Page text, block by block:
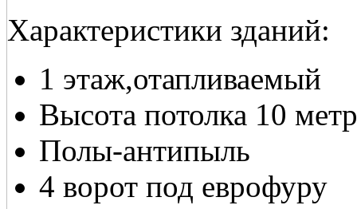
Характеристики зданий:
1 этаж,отапливаемый
Высота потолка 10
Полы-антипыль
4 ворот под еврофуру